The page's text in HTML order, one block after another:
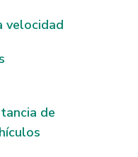
velocidad
de